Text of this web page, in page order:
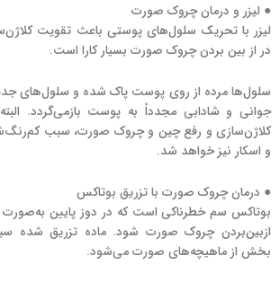
● لیزر و درمان چروک صورت
لیزر با تحریک سلول‌های پوستی باعث تقویت
در از بین بردن چروک صورت بسیار کارا است.
سلول‌ها مرده از روی پوست پاک شده و سلول‌های
جوانی و شادابی مجدداً به پوست بازمی‌گردد.
کلاژن‌سازی و رفع چین و چروک صورت، سبب
و اسکار نیز خواهد شد.
● درمان چروک صورت با تزریق بوتاکس
بوتاکس سم خطرناکی است که در دوز پایین
ازبین‌بردن چروک صورت شود. ماده تزریق شده
بخش از ماهیچه‌های صورت می‌شود.